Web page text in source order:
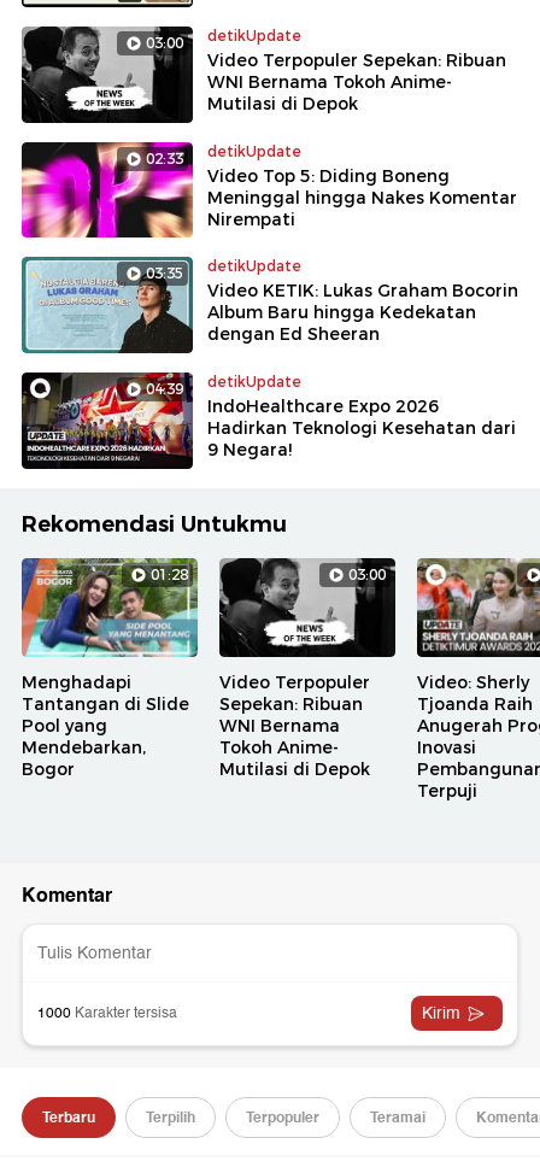
03:00 detikUpdate
Video Terpopuler Sepekan: Ribuan
WNI Bernama Tokoh Anime-
Mutilasi di Depok
02:33 detikUpdate
Video Top 5: Diding Boneng
Meninggal hingga Nakes Komentar
Nirempati
03:35 detikUpdate
Video KETIK: Lukas Graham Bocorin
Album Baru hingga Kedekatan
dengan Ed Sheeran
04:39 detikUpdate
IndoHealthcare Expo 2026
Hadirkan Teknologi Kesehatan dari
9 Negara!
Rekomendasi Untukmu
01:28
Menghadapi
Tantangan di Slide
Pool yang
Mendebarkan,
Bogor
03:00
Video Terpopuler
Sepekan: Ribuan
WNI Bernama
Tokoh Anime-
Mutilasi di Depok
Video: Sherly
Tjoanda Raih
Anugerah
Inovasi
Terpuji